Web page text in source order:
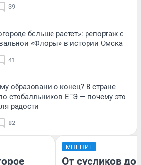
39
больше растет»: репортаж с
«Флоры» в истории Омска
41
образованию конец? В стране
стобалльников ЕГЭ — почему это
радости
82
МНЕНИЕ
От сусликов до